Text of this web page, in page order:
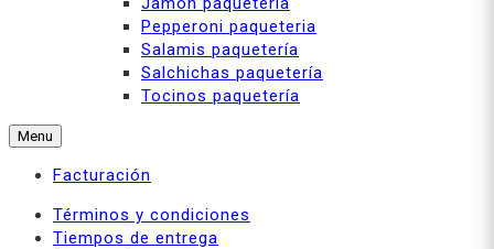
Pepperoni paqueteria
Salamis paquetería
Salchichas paquetería
Tocinos paquetería
Menu
Facturación
Términos y condiciones
Tiempos de entrega